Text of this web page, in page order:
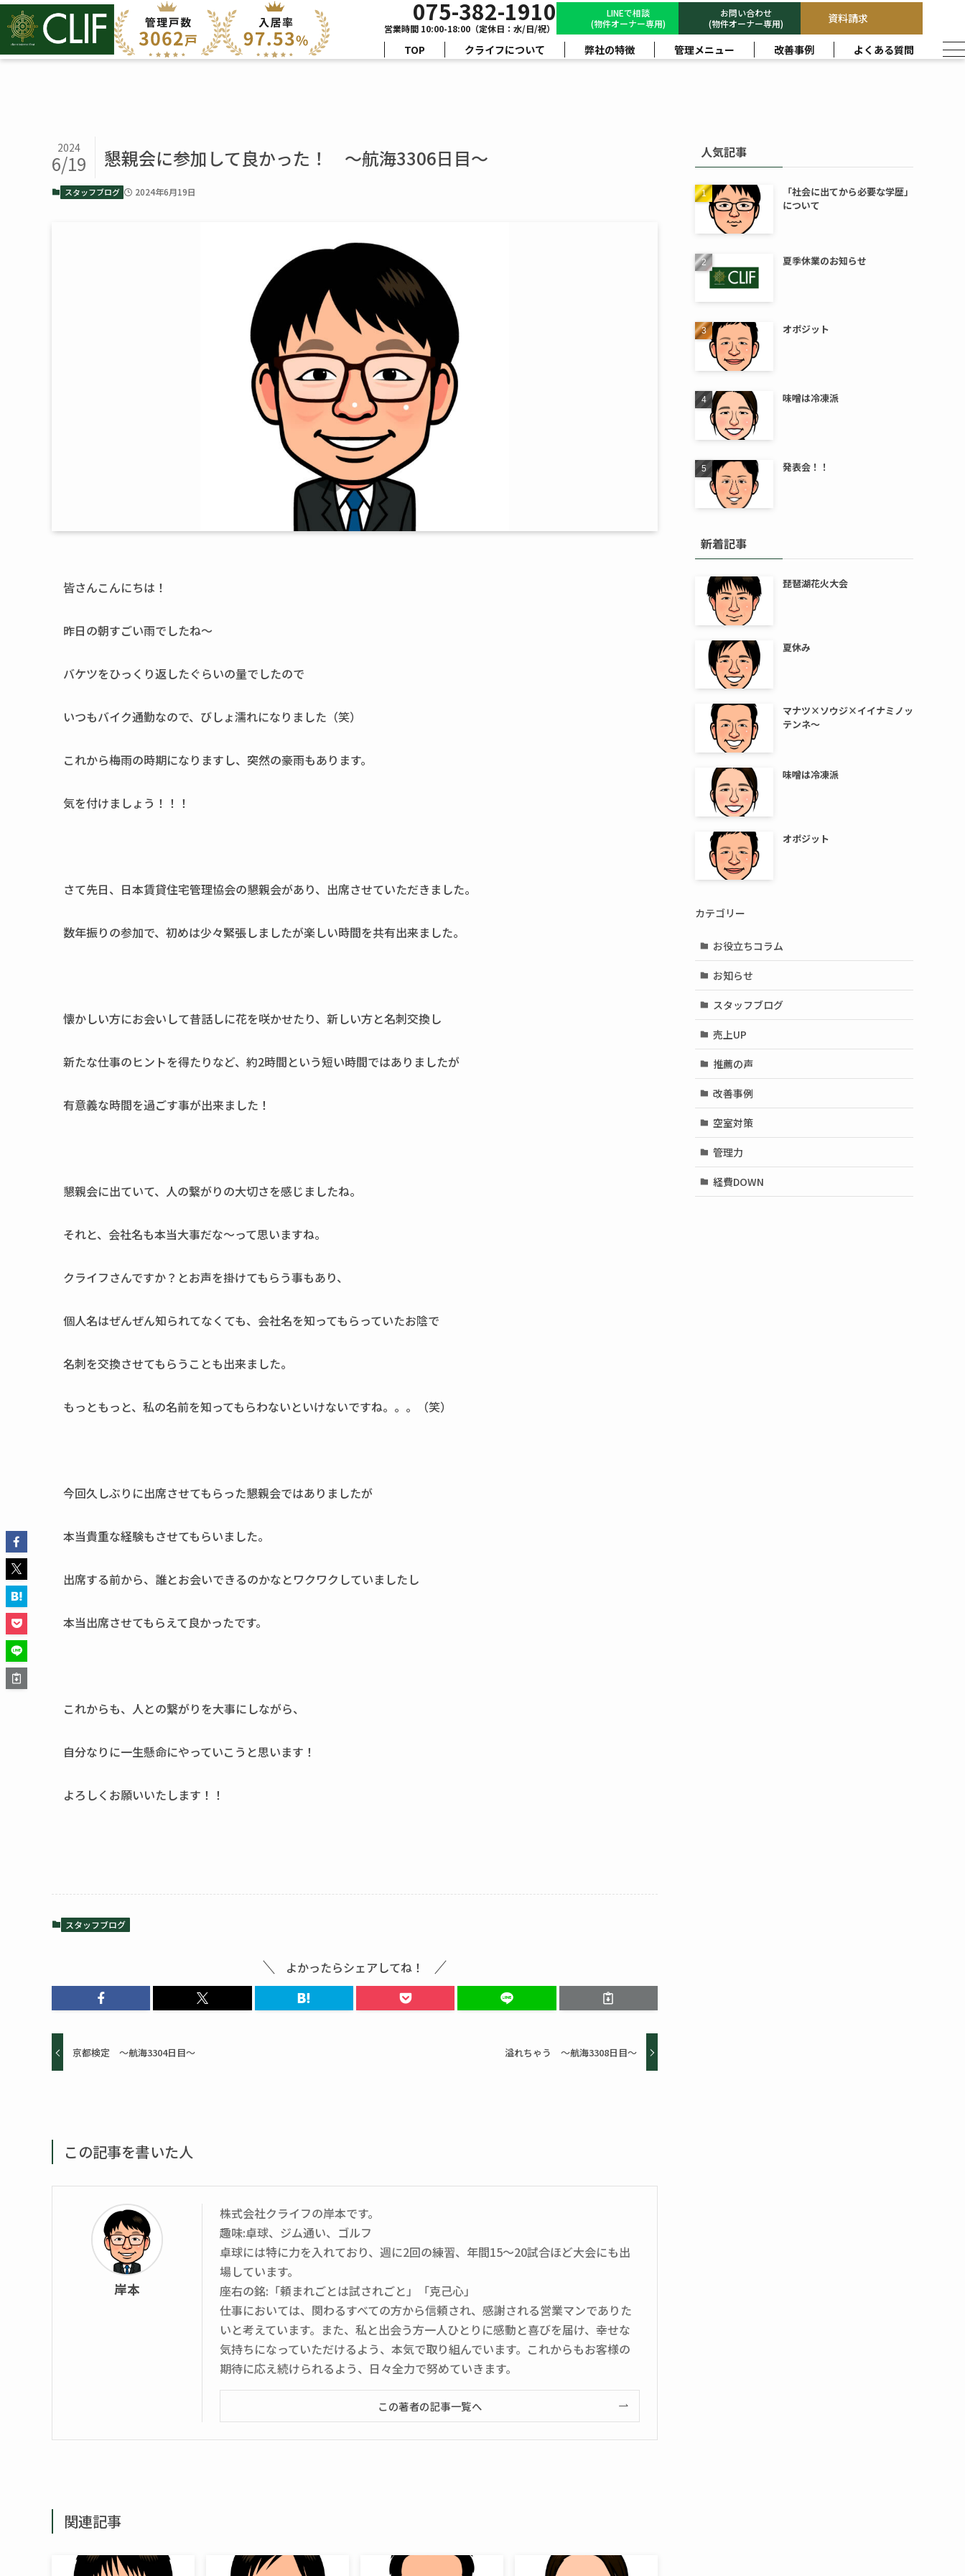
075-382-1910
営業時間 10:00-18:00（定休日：水/日/祝）
LINEで相談
(物件オーナー専用)
お問い合わせ
(物件オーナー専用)
資料請求
TOP クライフについて 弊社の特徴 管理メニュー 改善事例 よくある質問
懇親会に参加して良かった！ ～航海3306日目～
2024
6/19
スタッフブログ 2024年6月19日
皆さんこんにちは！
昨日の朝すごい雨でしたね～
バケツをひっくり返したぐらいの量でしたので
いつもバイク通勤なので、びしょ濡れになりました（笑）
これから梅雨の時期になりますし、突然の豪雨もあります。
気を付けましょう！！！
さて先日、日本賃貸住宅管理協会の懇親会があり、出席させていただきました。
数年振りの参加で、初めは少々緊張しましたが楽しい時間を共有出来ました。
懐かしい方にお会いして昔話しに花を咲かせたり、新しい方と名刺交換し
新たな仕事のヒントを得たりなど、約2時間という短い時間ではありましたが
有意義な時間を過ごす事が出来ました！
懇親会に出ていて、人の繋がりの大切さを感じましたね。
それと、会社名も本当大事だな～って思いますね。
クライフさんですか？とお声を掛けてもらう事もあり、
個人名はぜんぜん知られてなくても、会社名を知ってもらっていたお陰で
名刺を交換させてもらうことも出来ました。
もっともっと、私の名前を知ってもらわないといけないですね。。。（笑）
今回久しぶりに出席させてもらった懇親会ではありましたが
本当貴重な経験もさせてもらいました。
出席する前から、誰とお会いできるのかなとワクワクしていましたし
本当出席させてもらえて良かったです。
これからも、人との繋がりを大事にしながら、
自分なりに一生懸命にやっていこうと思います！
よろしくお願いいたします！！
スタッフブログ
よかったらシェアしてね！
京都検定 ～航海3304日目～ 溢れちゃう ～航海3308日目～
この記事を書いた人
岸本
株式会社クライフの岸本です。
趣味:卓球、ジム通い、ゴルフ
卓球には特に力を入れており、週に2回の練習、年間15～20試合ほど大会にも出
場しています。
座右の銘:「頼まれごとは試されごと」「克己心」
仕事においては、関わるすべての方から信頼され、感謝される営業マンでありた
いと考えています。また、私と出会う方一人ひとりに感動と喜びを届け、幸せな
気持ちになっていただけるよう、本気で取り組んでいます。これからもお客様の
期待に応え続けられるよう、日々全力で努めていきます。
この著者の記事一覧へ
関連記事
人気記事
「社会に出てから必要な学歴」
について
夏季休業のお知らせ
オポジット
味噌は冷凍派
発表会！！
新着記事
琵琶湖花火大会
夏休み
マナツ×ソウジ×イイナミノッ
テンネ～
味噌は冷凍派
オポジット
カテゴリー
お役立ちコラム
お知らせ
スタッフブログ
売上UP
推薦の声
改善事例
空室対策
管理力
経費DOWN